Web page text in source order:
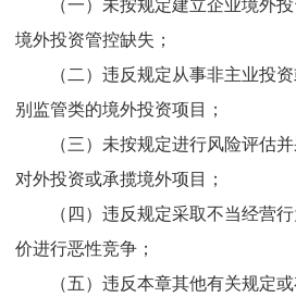
（一）未按规定建立企业境外
境外投资管控缺失；
（ 二 ）违反规定从事非主业投
别监管类的境外投资项目；
（三） 未按规定进行风险评估
对外投资或承揽境外项目；
（ 四 ）违反规定采取不当经营
价进行恶性竞争；
（五）违反本章其他有关规定